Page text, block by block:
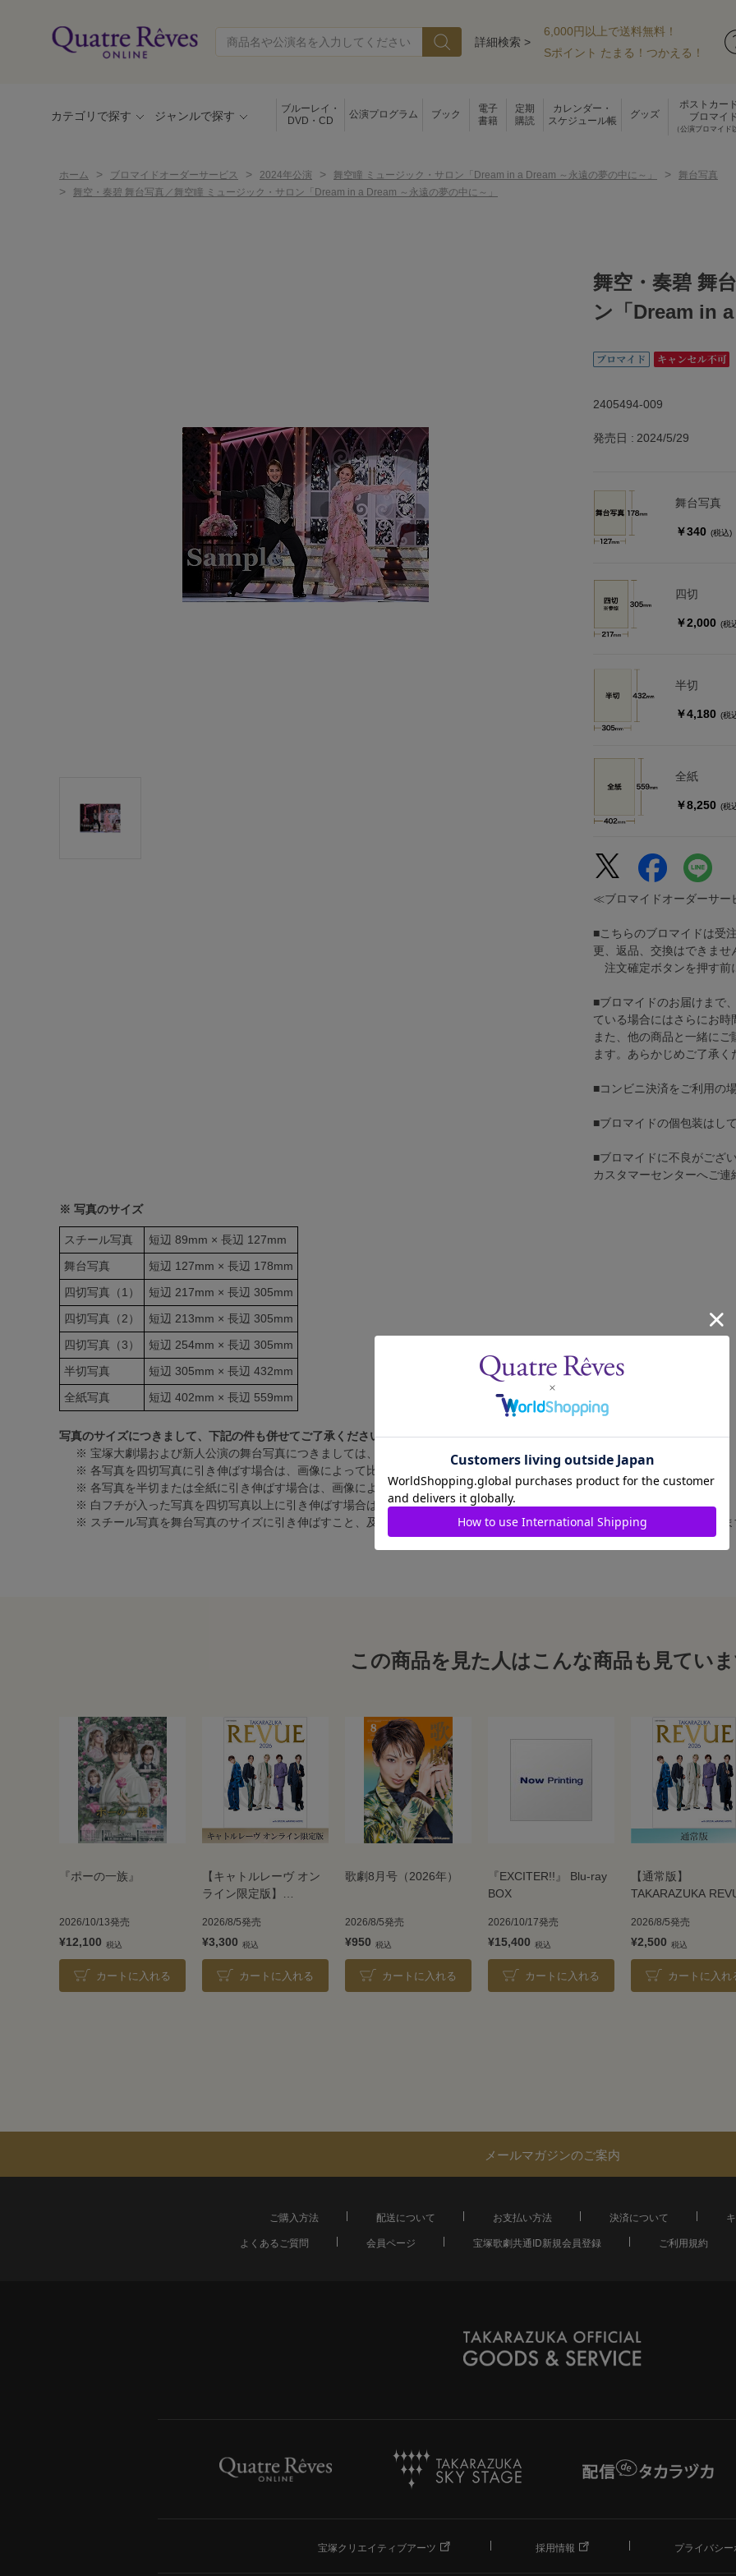
詳細検索 >
6,000円以上で送料無料！
Sポイント たまる！つかえる！
カテゴリで探す ジャンルで探す
ブルーレイ・
DVD・CD
公演プログラム ブック
電子
書籍
定期
購読
カレンダー・
スケジュール帳
グッズ
ポストカー
ブロマイ
（公演ブロマイド
ホーム > ブロマイドオーダーサービス > 2024年公演 > 舞空瞳 ミュージック・サロン「Dream in a Dream ～永遠の夢の中に～」 > 舞台写真
> 舞空・奏碧 舞台写真／舞空瞳 ミュージック・サロン「Dream in a Dream ～永遠の夢の中に～」
※ 写真のサイズ
スチール写真
短辺 89mm × 長辺 127mm
舞台写真
短辺 127mm × 長辺 178mm
四切写真（1）
短辺 217mm × 長辺 305mm
四切写真（2）
短辺 213mm × 長辺 305mm
四切写真（3）
短辺 254mm × 長辺 305mm
半切写真
短辺 305mm × 長辺 432mm
全紙写真
短辺 402mm × 長辺 559mm
写真のサイズにつきまして、下記の件も併せてご了承ください。
※ 宝塚大劇場および新人公演の舞台写真につきましては、4辺に白フチが入ります。
※ 各写真を四切写真に引き伸ばす場合は、画像によって比率の都合上、（1）～（3）の何れかのサイズになります。
※ 各写真を半切または全紙に引き伸ばす場合は、画像によって比率が異なりますが、上記のサイズに統一しております。
※ 白フチが入った写真を四切写真以上に引き伸ばす場合は、白フチ無しの写真となります。
※ スチール写真を舞台写真のサイズに引き伸ばすこと、及び舞台写真をスチール写真のサイズに縮小することは、いたしかね
舞空・奏碧 舞
ン「Dream in
2405494-009
発売日 2024/5/29
舞台写真
￥340 (税込)
四切
￥2,000 (税
半切
￥4,180 (税
全紙
￥8,250 (税
≪ブロマイドオーダーサ
■こちらのブロマイドは受
更、返品、交換はできませ
注文確定ボタンを押す前
■ブロマイドのお届けまで
ている場合にはさらにお時
また、他の商品と一緒に
ます。あらかじめご了承く
■コンビニ決済をご利用の
■ブロマイドの個包装はし
■ブロマイドに不良がござ
カスタマーセンターへご連
この商品を見た人はこんな商品も見てい
『ポーの一族』
2026/10/13発売
¥12,100
カートに入れる
【キャトルレーヴ オン
ライン限定版】
2026
2026/8/5発売
¥3,300
カートに入れる
歌劇8月号（2026年）
2026/8/5発売
¥950
カートに入れる
『EXCITER!!』 Blu-ray
BOX
2026/10/17発売
¥15,400
カートに入れる
【通常版】
TAKARAZUKA
2026/8/5発売
¥2,500
カートに入れ
メールマガジンのご案内
ご購入方法 配送について お支払い方法 決済について
よくあるご質問
会員ページ 宝塚歌劇共通ID新規会員登録 ご利用規約
宝塚クリエイティブアーツ 採用情報 プライバシ